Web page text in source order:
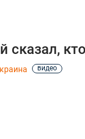
сказал,
видео